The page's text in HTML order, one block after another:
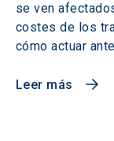
se ven
costes de los
cómo actuar
Leer más